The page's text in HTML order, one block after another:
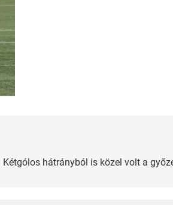
Kétgólos hátrányból is közel volt a